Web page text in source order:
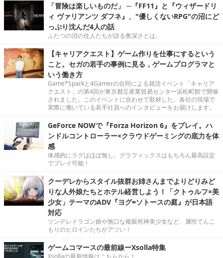
「冒険は楽しいものだ」 ─『FF11』と『ウィザードリ
ィ ヴァリアンツ ダフネ』、"優しくないRPG"の沼にど
っぷり沈んだ4人の話
ふたつの沼の住人たちが語る奥深さとは。
【キャリアクエスト】ゲーム作りを仕事にするという
こと。セガの若手の事例に見る，ゲームプログラマと
いう働き方
Game*Sparkと4Gamerの合同による就活イベント「キャリア
クエスト」の第4回が東京都立産業貿易センター浜松町館で開催
されました。このイベントに合わせて取材した、各社の現場で
実際に働いている若手社員へのインタビューをお届けします。
GeForce NOWで『Forza Horizon 6』をプレイ。ハ
ンドルコントローラー×クラウドゲーミングの底力を体
感
体感的にラグはほぼ無し。グラフィックスはもちろん最高設定
でプレイ可能！
クーデレからスタイル抜群お姉さんまでよりどりみど
りな人外娘たちとホテル経営しよう！「クトゥルフ×美
少女」テーマのADV『ヨグ=ソトースの庭』が日本語
対応
ツンデレドラゴン娘や無口な複眼死神美少女など、属性てんこ
もりのヒロインたちがアツい！
ゲームコマースの最前線ーXsolla特集